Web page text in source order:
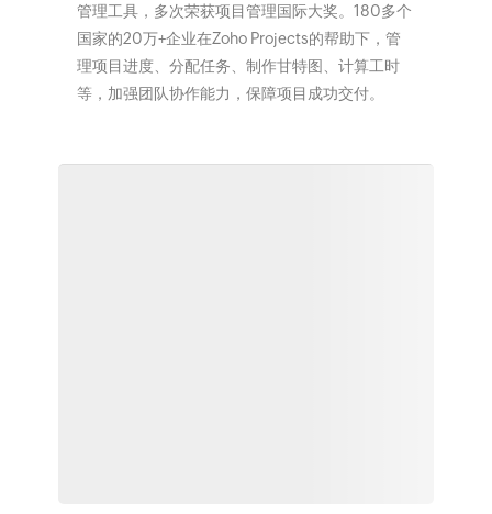
管理工具，多次荣获项目管理国际大奖。180多个
国家的20万+企业在Zoho Projects的帮助下，管
理项目进度、分配任务、制作甘特图、计算工时
等，加强团队协作能力，保障项目成功交付。